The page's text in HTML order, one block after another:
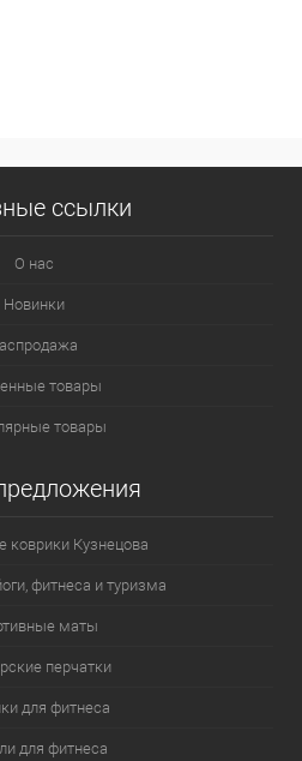
ссылки
О нас
Новинки
товары
товары
Кузнецова
фитнеса и туризма
маты
перчатки
для фитнеса
для фитнеса